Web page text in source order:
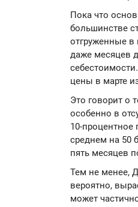
Пока что
большинстве
отгруженные в
даже месяцев
цены в марте
Это говорит о
особенно в
10-
среднем на 50
пять месяцев
Тем не менее,
вероятно,
может